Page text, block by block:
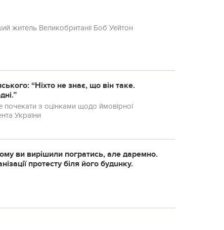
“Ніхто не знає, що він таке.
з оцінками щодо ймовірної
України
ви вирішили погратись, але даремно.
пpотecтy бiля його бyдuнкy.